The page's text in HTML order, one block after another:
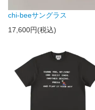
chi-beeサングラス
17,600円(税込)